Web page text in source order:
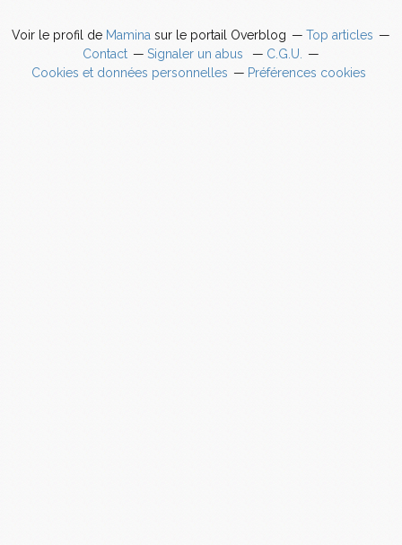
Voir le profil de Mamina sur le portail Overblog
Top articles
Contact
Signaler un abus
C.G.U.
Cookies et données personnelles
Préférences cookies